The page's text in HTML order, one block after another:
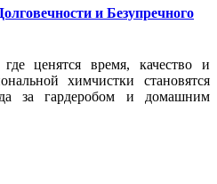
и Безупречного
ценятся время, качество и
химчистки становятся
за гардеробом и домашним